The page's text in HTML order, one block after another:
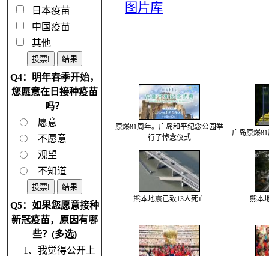
日本疫苗
中国疫苗
其他
Q4：明年春季开始，
您愿意在日接种疫苗
吗？
愿意
不愿意
观望
不知道
Q5：如果您愿意接种
新冠疫苗，原因有哪
些？(多选)
1、我觉得公开上
图片库
原爆81周年。广岛和平纪念公园举
行了悼念仪式
广岛原爆
熊本地震已致13人死亡 熊本